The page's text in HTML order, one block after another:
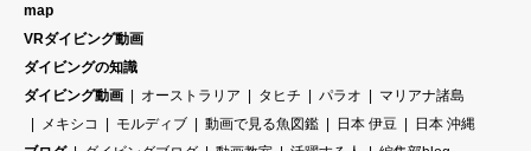
map
VRダイビング動画
ダイビングの知識
ダイビング動画
オーストラリア タヒチ パラオ
マリアナ諸島
メキシコ
モルディブ 動画で見る魚図鑑 日本 伊豆
日本 沖縄